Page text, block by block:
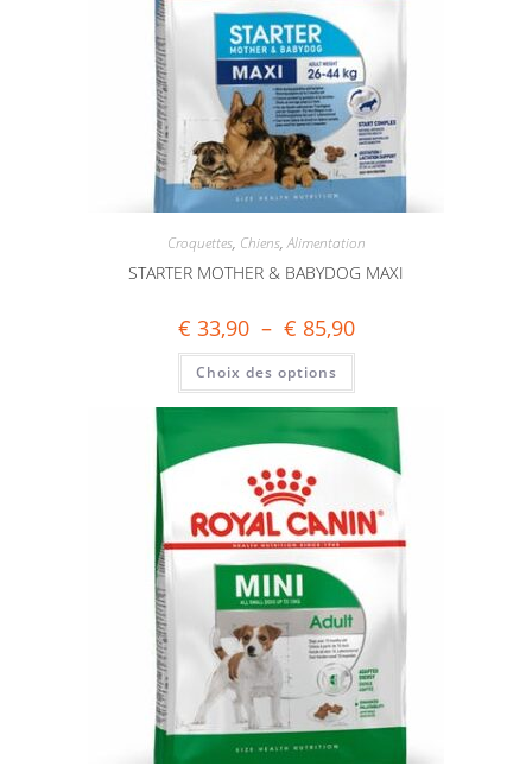
Croquettes, Chiens,Alimentation
STARTER MOTHER & BABYDOG MAXI
€ 33,90 – € 85,90
Choix des options